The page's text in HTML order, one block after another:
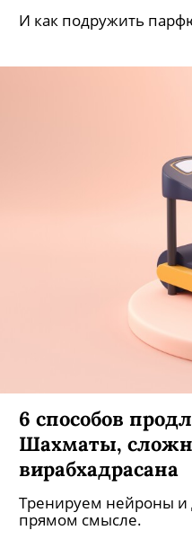
И как подружить
6 способов
Шахматы,
вирабхадрасана
Тренируем нейроны
прямом смысле.